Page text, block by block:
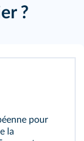
?
pour
la